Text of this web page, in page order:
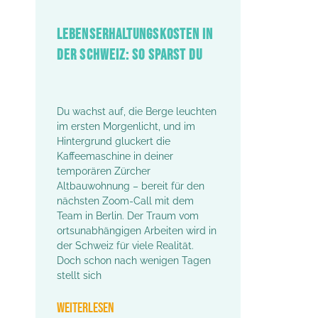
LEBENSERHALTUNGSKOSTEN IN
DER SCHWEIZ: SO SPARST DU
Du wachst auf, die Berge leuchten
im ersten Morgenlicht, und im
Hintergrund gluckert die
Kaffeemaschine in deiner
temporären Zürcher
Altbauwohnung – bereit für den
nächsten Zoom-Call mit dem
Team in Berlin. Der Traum vom
ortsunabhängigen Arbeiten wird in
der Schweiz für viele Realität.
Doch schon nach wenigen Tagen
stellt sich
WEITERLESEN